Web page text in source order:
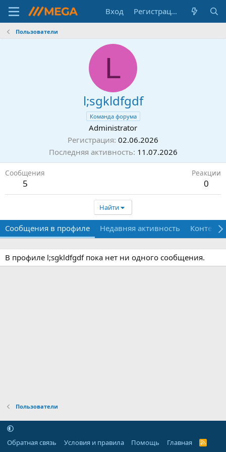
Вход Регистрация
Пользователи
L
l;sgkldfgdf
Команда форума
Administrator
Регистрация 02.06.2026
Последняя активность 11.07.2026
Сообщения
5
Реакции
0
Найти
Сообщения в профиле Недавняя активность Контент
В профиле l;sgkldfgdf пока нет ни одного сообщения.
Пользователи
Обратная связь Условия и правила Помощь Главная
R